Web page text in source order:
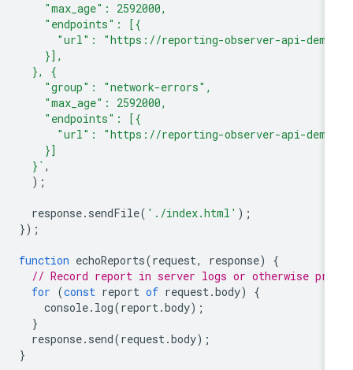
    "max_age": 2592000,
    "endpoints": [{
"url": "https://reporting-observer-api-
    }],
  }, {
    "group": "network-errors",
    "max_age": 2592000,
    "endpoints": [{
"url": "https://reporting-observer-api-
    }]
  }`
response.sendFile ('./index.html'
function echoReports(request, response
// Record report in server logs or otherwise
for (const report of request.body
console.log(report.body
response.send(request.body